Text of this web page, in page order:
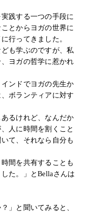
践する一つの手段に
とからヨガの世界に
行ってきました。
も学ぶのですが、私
ヨガの哲学に惹かれ
ンドでヨガの先生か
ボランティアに対す
るけれど、なんだか
人に時間を割くこと
て、それなら自分も
間を共有することも
た。」とBellaさんは
」と聞いてみると、